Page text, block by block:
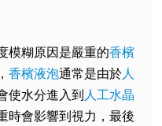
模糊原因是嚴重的香檳
香檳液泡通常是由於人
使水分進入到人工水晶
時會影響到視力，最後